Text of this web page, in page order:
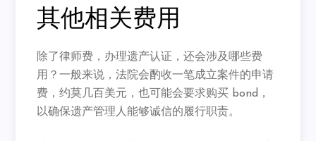
其他相关费用
除了律师费，办理遗产认证，还会涉及哪些费
用？一般来说，法院会酌收一笔成立案件的申请
费，约莫几百美元，也可能会要求购买 bond，
以确保遗产管理人能够诚信的履行职责。